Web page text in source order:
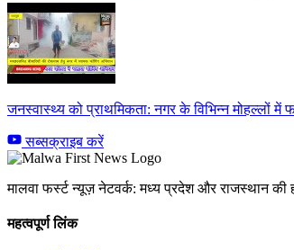
जनस्वास्थ्य को प्राथमिकता: नगर के विभिन्न मोहल्लों में
सब्सक्राइब करें
मालवा फर्स्ट न्यूज़ नेटवर्क: मध्य प्रदेश और राजस्थान
महत्वपूर्ण लिंक